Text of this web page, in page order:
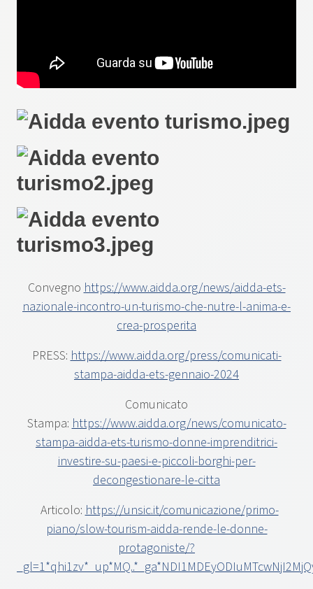
Convegno https://www.aidda.org/news/aidda-ets-
nazionale-incontro-un-turismo-che-nutre-l-anima-e-
crea-prosperita
PRESS: https://www.aidda.org/press/comunicati-
stampa-aidda-ets-gennaio-2024
Comunicato
Stampa: https://www.aidda.org/news/comunicato-
stampa-aidda-ets-turismo-donne-imprenditrici-
investire-su-paesi-e-piccoli-borghi-per-
decongestionare-le-citta
Articolo: https://unsic.it/comunicazione/primo-
piano/slow-tourism-aidda-rende-le-donne-
protagoniste/?